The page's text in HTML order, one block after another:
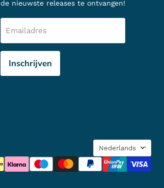
de nieuwste releases te ontvangen!
Emailadres
Inschrijven
Taal
Nederlands